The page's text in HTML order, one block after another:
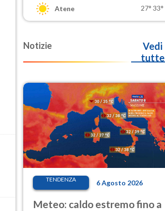
Atene 27° 33°
Notizie
Vedi
tutte
TENDENZA 6 Agosto 2026
Meteo: caldo estremo fino a